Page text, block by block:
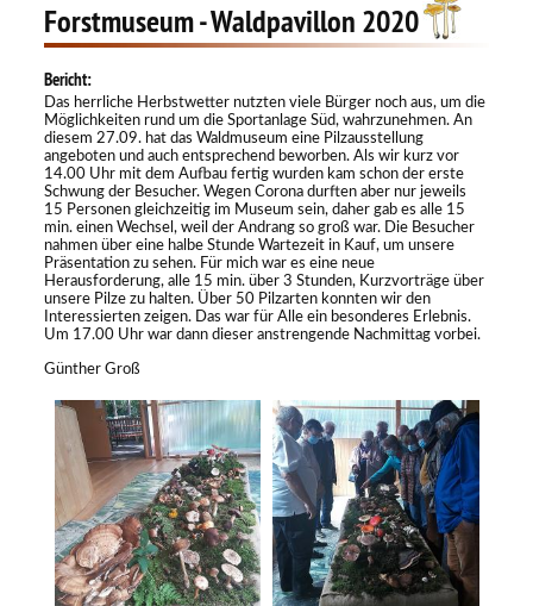
Forstmuseum - Waldpavillon 2020
Bericht:
Das herrliche Herbstwetter nutzten viele Bürger noch aus, um die
Möglichkeiten rund um die Sportanlage Süd, wahrzunehmen. An
diesem 27.09. hat das Waldmuseum eine Pilzausstellung
angeboten und auch entsprechend beworben. Als wir kurz vor
14.00 Uhr mit dem Aufbau fertig wurden kam schon der erste
Schwung der Besucher. Wegen Corona durften aber nur jeweils
15 Personen gleichzeitig im Museum sein, daher gab es alle 15
min. einen Wechsel, weil der Andrang so groß war. Die Besucher
nahmen über eine halbe Stunde Wartezeit in Kauf, um unsere
Präsentation zu sehen. Für mich war es eine neue
Herausforderung, alle 15 min. über 3 Stunden, Kurzvorträge über
unsere Pilze zu halten. Über 50 Pilzarten konnten wir den
Interessierten zeigen. Das war für Alle ein besonderes Erlebnis.
Um 17.00 Uhr war dann dieser anstrengende Nachmittag vorbei.
Günther Groß